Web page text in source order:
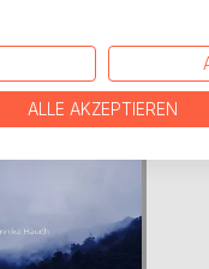
ALLE AKZEPTIEREN